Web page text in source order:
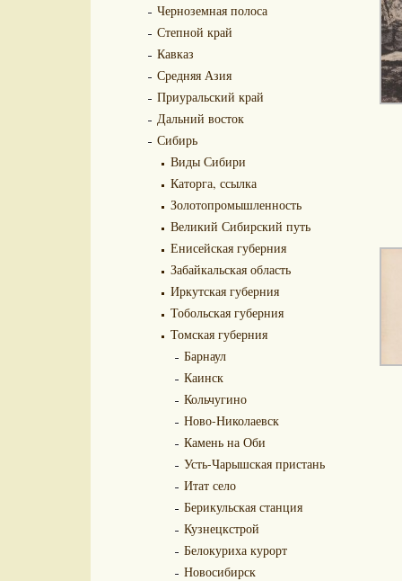
Черноземная полоса
Степной край
Кавказ
Средняя Азия
Приуральский край
Дальний восток
Сибирь
Виды Сибири
Каторга, ссылка
Золотопромышленность
Великий Сибирский путь
Енисейская губерния
Забайкальская область
Иркутская губерния
Тобольская губерния
Томская губерния
Барнаул
Каинск
Кольчугино
Ново-Николаевск
Камень на Оби
Усть-Чарышская пристань
Итат село
Берикульская станция
Кузнецкстрой
Белокуриха курорт
Новосибирск